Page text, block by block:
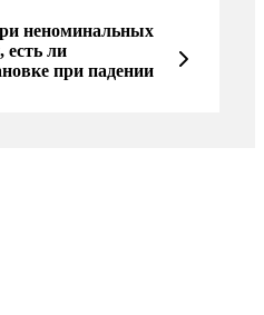
неноминальных
есть ли
при падении